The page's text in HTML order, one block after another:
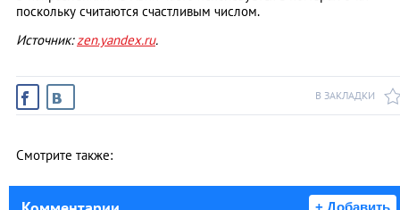
поскольку считаются счастливым числом.
Источник:zen.yandex.ru.
В ЗАКЛАДКИ
Смотрите также:
+ Добавить